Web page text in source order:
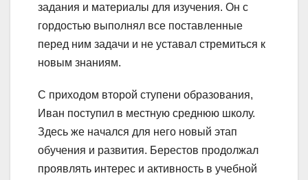
задания и материалы для изучения. Он с
гордостью выполнял все поставленные
перед ним задачи и не уставал стремиться к
новым знаниям.
С приходом второй ступени образования,
Иван поступил в местную среднюю школу.
Здесь же начался для него новый этап
обучения и развития. Берестов продолжал
проявлять интерес и активность в учебной